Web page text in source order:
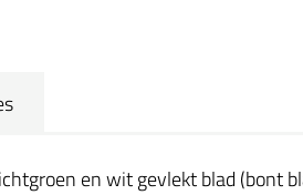
en wit gevlekt blad (bont